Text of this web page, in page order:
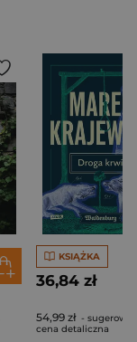
KSIĄŻKA
36,84 zł
54,99 zł -
cena detaliczna